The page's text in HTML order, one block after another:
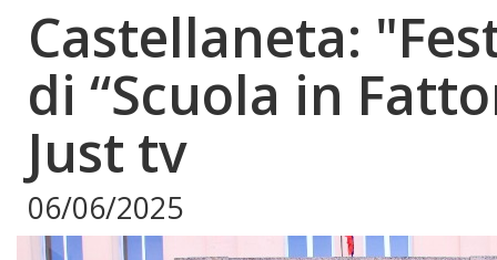
Castellaneta:
di “Scuola in
Just tv
06/06/2025